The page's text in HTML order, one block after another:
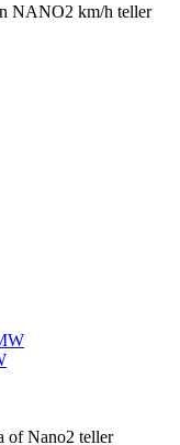
NANO2 km/h teller
of Nano2 teller